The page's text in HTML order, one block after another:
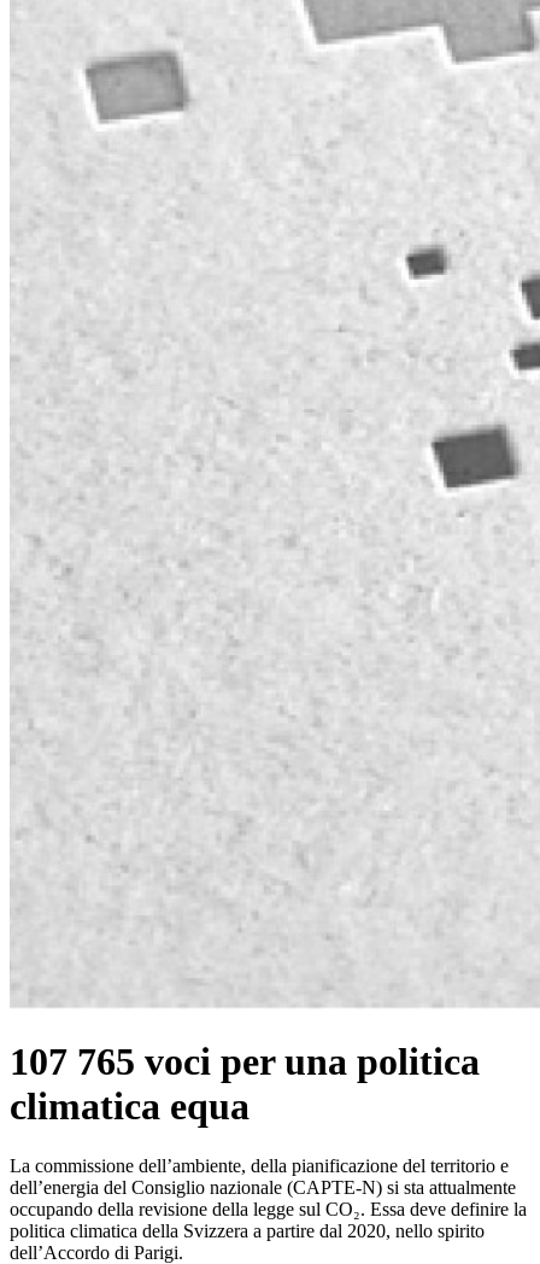
107 765 voci per una politica
climatica equa
La commissione dell’ambiente, della pianificazione del territorio e
dell’energia del Consiglio nazionale (CAPTE-N) si sta attualmente
occupando della revisione della legge sul CO₂. Essa deve definire la
politica climatica della Svizzera a partire dal 2020, nello spirito
dell’Accordo di Parigi.